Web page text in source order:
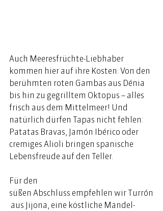
Auch Meeresfrüchte-Liebhaber
kommen hier auf ihre Kosten: Von den
berühmten roten Gambas aus Dénia
bis hin zu gegrilltem Oktopus – alles
frisch aus dem Mittelmeer! Und
natürlich dürfen Tapas nicht fehlen:
Patatas Bravas, Jamón Ibérico oder
cremiges Alioli bringen spanische
Lebensfreude auf den Teller.
Für den
süßen Abschluss empfehlen wir Turrón
aus Jijona, eine köstliche Mandel-